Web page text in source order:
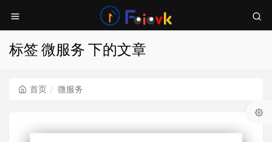
标签 微服务 下的文章
首页 微服务